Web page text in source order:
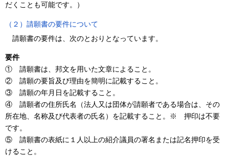
だくことも可能です。）
（２）請願書の要件について
請願書の要件は、次のとおりとなっています。
要件
① 請願書は、邦文を用いた文章によること。
② 請願の要旨及び理由を簡明に記載すること。
③ 請願の年月日を記載すること。
④ 請願者の住所氏名（法人又は団体が請願者である場合は、その
所在地、名称及び代表者の氏名）を記載すること。※ 押印は不要
です。
⑤ 請願書の表紙に１人以上の紹介議員の署名または記名押印を受
けること。